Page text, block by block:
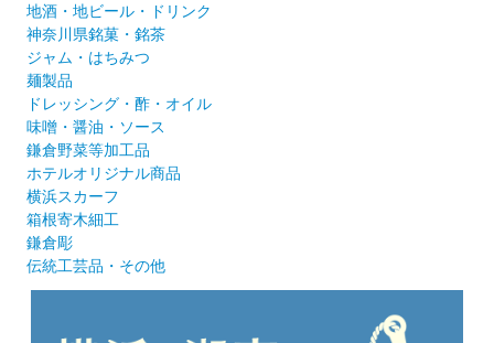
地酒・地ビール・ドリンク
神奈川県銘菓・銘茶
ジャム・はちみつ
麺製品
ドレッシング・酢・オイル
味噌・醤油・ソース
鎌倉野菜等加工品
ホテルオリジナル商品
横浜スカーフ
箱根寄木細工
鎌倉彫
伝統工芸品・その他